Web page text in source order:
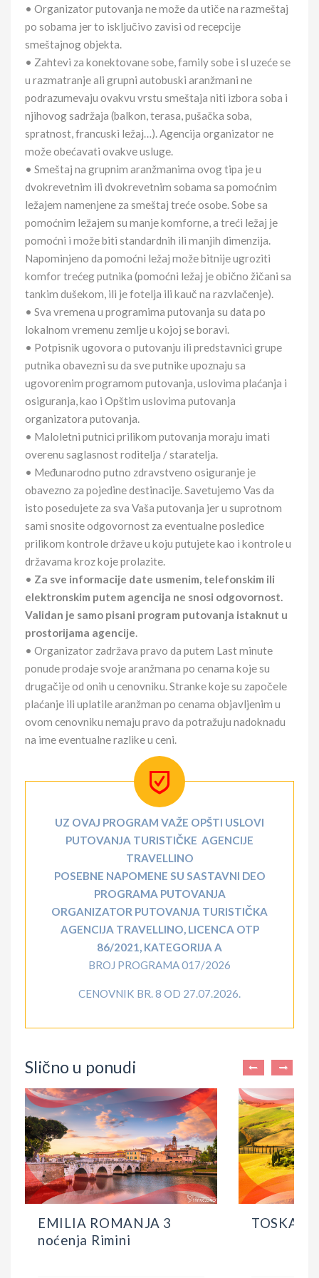
• Organizator putovanja ne može da utiče na razmeštaj
po sobama jer to isključivo zavisi od recepcije
smeštajnog objekta.
• Zahtevi za konektovane sobe, family sobe i sl uzeće se
u razmatranje ali grupni autobuski aranžmani ne
podrazumevaju ovakvu vrstu smeštaja niti izbora soba i
njihovog sadržaja (balkon, terasa, pušačka soba,
spratnost, francuski ležaj…). Agencija organizator ne
može obećavati ovakve usluge.
• Smeštaj na grupnim aranžmanima ovog tipa je u
dvokrevetnim ili dvokrevetnim sobama sa pomoćnim
ležajem namenjene za smeštaj treće osobe. Sobe sa
pomoćnim ležajem su manje komforne, a treći ležaj je
pomoćni i može biti standardnih ili manjih dimenzija.
Napominjeno da pomoćni ležaj može bitnije ugroziti
komfor trećeg putnika (pomoćni ležaj je obično žičani sa
tankim dušekom, ili je fotelja ili kauč na razvlačenje).
• Sva vremena u programima putovanja su data po
lokalnom vremenu zemlje u kojoj se boravi.
• Potpisnik ugovora o putovanju ili predstavnici grupe
putnika obavezni su da sve putnike upoznaju sa
ugovorenim programom putovanja, uslovima plaćanja i
osiguranja, kao i Opštim uslovima putovanja
organizatora putovanja.
• Maloletni putnici prilikom putovanja moraju imati
overenu saglasnost roditelja / staratelja.
• Međunarodno putno zdravstveno osiguranje je
obavezno za pojedine destinacije. Savetujemo Vas da
isto posedujete za sva Vaša putovanja jer u suprotnom
sami snosite odgovornost za eventualne posledice
prilikom kontrole države u koju putujete kao i kontrole u
državama kroz koje prolazite.
• Za sve informacije date usmenim, telefonskim ili
elektronskim putem agencija ne snosi odgovornost.
Validan je samo pisani program putovanja istaknut u
prostorijama agencije.
• Organizator zadržava pravo da putem Last minute
ponude prodaje svoje aranžmana po cenama koje su
drugačije od onih u cenovniku. Stranke koje su započele
plaćanje ili uplatile aranžman po cenama objavljenim u
ovom cenovniku nemaju pravo da potražuju nadoknadu
na ime eventualne razlike u ceni.
UZ OVAJ PROGRAM VAŽE OPŠTI USLOVI
PUTOVANJA TURISTIČKE AGENCIJE
TRAVELLINO
POSEBNE NAPOMENE SU SASTAVNI DEO
PROGRAMA PUTOVANJA
ORGANIZATOR PUTOVANJA TURISTIČKA
AGENCIJA TRAVELLINO, LICENCA OTP
86/2021, KATEGORIJA A
BROJ PROGRAMA 017/2026
CENOVNIK BR. 8 OD 27.07.2026.
Slično u ponudi
EMILIA ROMANJA 3
noćenja Rimini